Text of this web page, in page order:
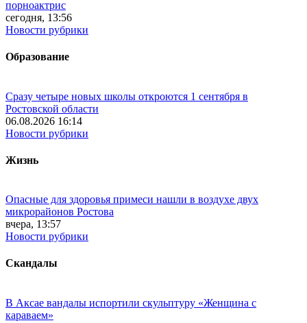
порноактрис
сегодня, 13:56
Новости рубрики
Образование
Сразу четыре новых школы откроются 1 сентября в
Ростовской области
06.08.2026 16:14
Новости рубрики
Жизнь
Опасные для здоровья примеси нашли в воздухе двух
микрорайонов Ростова
вчера, 13:57
Новости рубрики
Скандалы
В Аксае вандалы испортили скульптуру «Женщина с
караваем»